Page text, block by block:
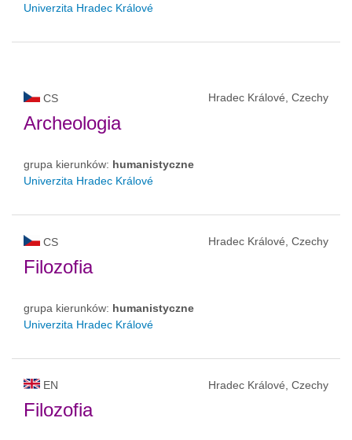
Univerzita Hradec Králové
CS Hradec Králové, Czechy
Archeologia
grupa kierunków: humanistyczne
Univerzita Hradec Králové
CS Hradec Králové, Czechy
Filozofia
grupa kierunków: humanistyczne
Univerzita Hradec Králové
EN Hradec Králové, Czechy
Filozofia